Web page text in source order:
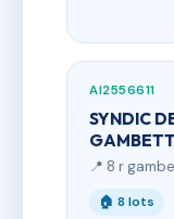
AI2556611
SYNDIC
📍 8 r
🏠 8 lots